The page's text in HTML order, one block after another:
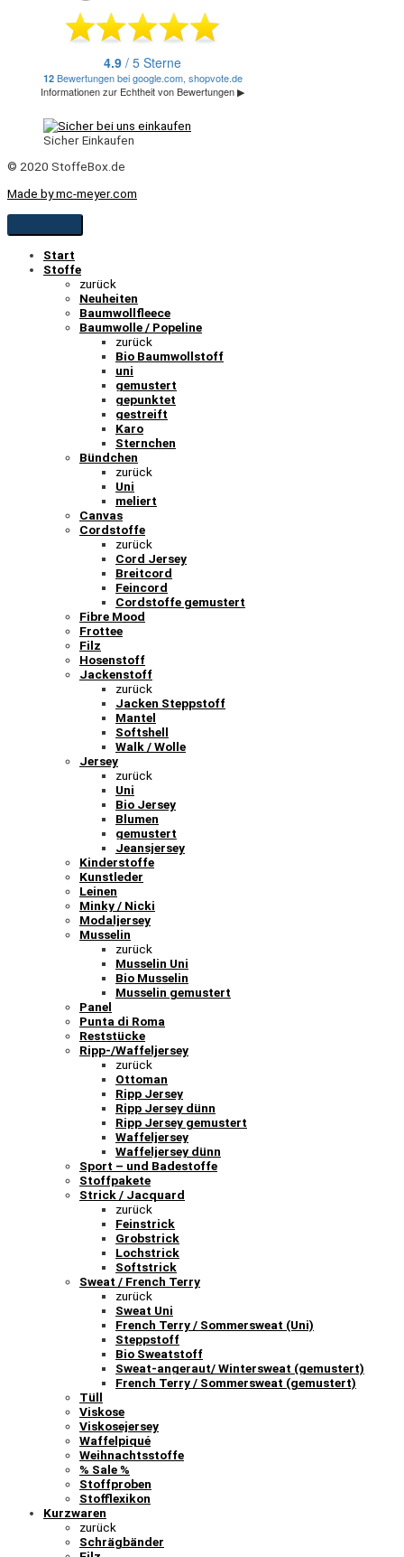
Sicher Einkaufen
© 2020 StoffeBox.de
Made by mc-meyer.com
Start
Stoffe
zurück
Neuheiten
Baumwollfleece
Baumwolle / Popeline
zurück
Bio Baumwollstoff
uni
gemustert
gepunktet
gestreift
Karo
Sternchen
Bündchen
zurück
Uni
meliert
Canvas
Cordstoffe
zurück
Cord Jersey
Breitcord
Feincord
Cordstoffe gemustert
Fibre Mood
Frottee
Filz
Hosenstoff
Jackenstoff
zurück
Jacken Steppstoff
Mantel
Softshell
Walk / Wolle
Jersey
zurück
Uni
Bio Jersey
Blumen
gemustert
Jeansjersey
Kinderstoffe
Kunstleder
Leinen
Minky / Nicki
Modaljersey
Musselin
zurück
Musselin Uni
Bio Musselin
Musselin gemustert
Panel
Punta di Roma
Reststücke
Ripp-/Waffeljersey
zurück
Ottoman
Ripp Jersey
Ripp Jersey dünn
Ripp Jersey gemustert
Waffeljersey
Waffeljersey dünn
Sport – und Badestoffe
Stoffpakete
Strick / Jacquard
zurück
Feinstrick
Grobstrick
Lochstrick
Softstrick
Sweat / French Terry
zurück
Sweat Uni
French Terry / Sommersweat (Uni)
Steppstoff
Bio Sweatstoff
Sweat-angeraut/ Wintersweat (gemustert)
French Terry / Sommersweat (gemustert)
Tüll
Viskose
Viskosejersey
Waffelpiqué
Weihnachtsstoffe
% Sale %
Stoffproben
Stofflexikon
Kurzwaren
zurück
Schrägbänder